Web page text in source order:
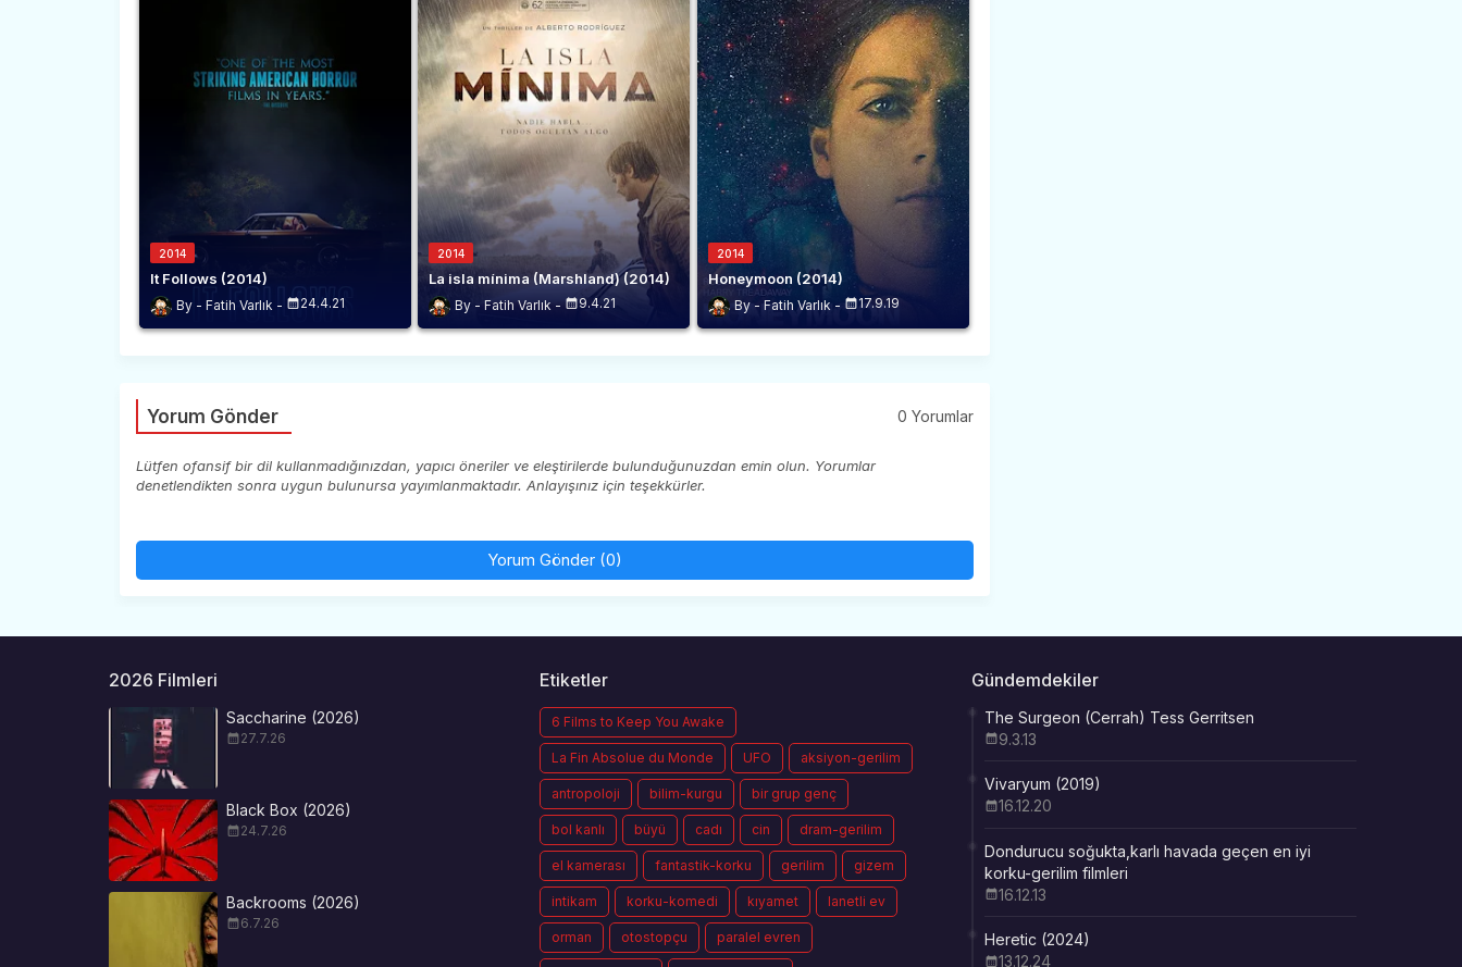
2014
It Follows (2014)
Fatih Varlık 24.4.21
2014
La isla mínima (Marshland) (2014)
Fatih Varlık 9.4.21
2014
Honeymoon (2014)
Fatih Varlık 17.9.19
Yorum Gönder 0 Yorumlar
Lütfen ofansif bir dil kullanmadığınızdan, yapıcı öneriler ve eleştirilerde bulunduğunuzdan emin olun. Yorumlar
denetlendikten sonra uygun bulunursa yayımlanmaktadır. Anlayışınız için teşekkürler.
Yorum Gönder (0)
2026 Filmleri
Saccharine (2026)
27.7.26
Black Box (2026)
24.7.26
Backrooms (2026)
6.7.26
Etiketler
6 Films to Keep You Awake
La Fin Absolue du Monde UFO aksiyon-gerilim
antropoloji bilim-kurgu bir grup genç
bol kanlı büyü cadı cin dram-gerilim
el kamerası fantastik-korku gerilim gizem
intikam korku-komedi kıyamet lanetli ev
orman otostopçu paralel evren
Gündemdekiler
The Surgeon (Cerrah) Tess Gerritsen
9.3.13
Vivaryum (2019)
16.12.20
Dondurucu soğukta,karlı havada geçen en iyi
korku-gerilim filmleri
16.12.13
Heretic (2024)
13.12.24